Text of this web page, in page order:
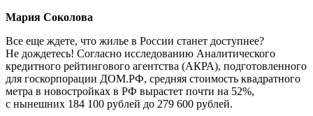
Мария Соколова
Все еще ждете, что жилье в России станет доступнее?
Не дождетесь! Согласно исследованию Аналитического
кредитного рейтингового агентства (АКРА), подготовленного
для госкорпорации ДОМ.РФ, средняя стоимость квадратного
метра в новостройках в РФ вырастет почти на 52%,
с нынешних 184 100 рублей до 279 600 рублей.